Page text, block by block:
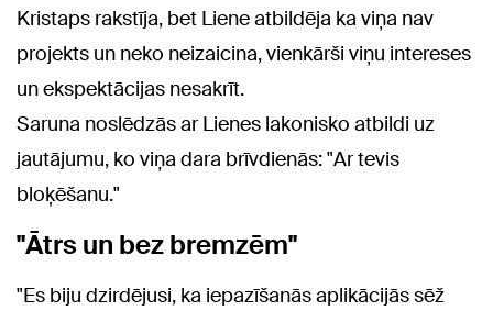
Kristaps rakstīja, bet Liene atbildēja ka viņa nav
projekts un neko neizaicina, vienkārši viņu intereses
un ekspektācijas nesakrīt.
Saruna noslēdzās ar Lienes lakonisko atbildi uz
jautājumu, ko viņa dara brīvdienās: "Ar tevis
bloķēšanu."
"Ātrs un bez bremzēm"
"Es biju dzirdējusi, ka iepazīšanās aplikācijās sēž